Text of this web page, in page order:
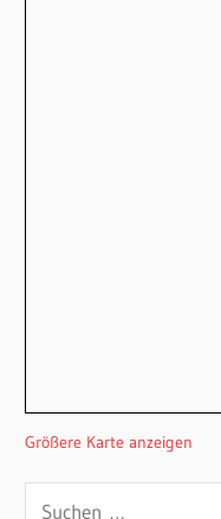
Größere Karte anzeigen
Suchen